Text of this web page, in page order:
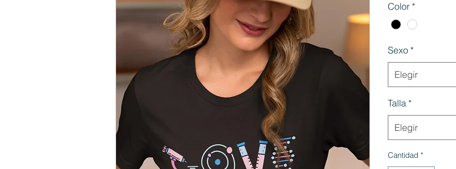
Color *
Sexo *
Elegir
Talla *
Elegir
Cantidad *